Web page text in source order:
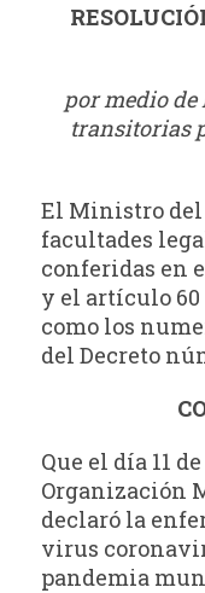
por medio
transitorias
El Ministro del
facultades
conferidas en
y el artículo 60
como los
del Decreto
Que el día 11
Organización
declaró la
virus
pandemia